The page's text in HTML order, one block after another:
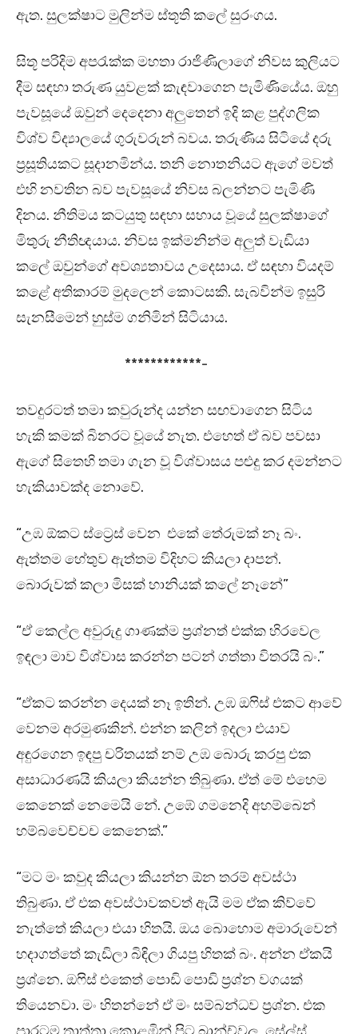
ඇත. සුලක්ෂාට මුලින්ම ස්තූති කලේ සුරංගය.
සිතූ පරිදිම අපරැක්ක මහතා රාජිණිලාගේ නිවස කුලියට
දීම සඳහා තරුණ යුවළක් කැඳවාගෙන පැමිණියේය. ඔහු
පැවසූයේ ඔවුන් දෙදෙනා අලුතෙන් ඉදි කළ පුද්ගලික
විශ්ව විද්‍යාලයේ ගුරුවරුන් බවය. තරුණිය සිටියේ දරු
ප්‍රසූතියකට සූදානමින්ය. තනි නොතනියට ඇගේ මවත්
එහි නවතින බව පැවසූයේ නිවස බලන්නට පැමිණි
දිනය. නීතිමය කටයුතු සඳහා සහාය වූයේ සුලක්ෂාගේ
මිතුරු නීතිඥයාය. නිවස ඉක්මනින්ම අලුත් වැඩියා
කලේ ඔවුන්ගේ අවශ්‍යතාවය උදෙසාය. ඒ සඳහා වියදම්
කළේ අතිකාරම් මුදලෙන් කොටසකි. සැබවින්ම ඉසුරි
සැනසීමෙන් හුස්ම ගනිමින් සිටියාය.
************-
තවදුරටත් තමා කවුරුන්ද යන්න සඟවාගෙන සිටිය
හැකි කමක් බිනරට වූයේ නැත. එහෙත් ඒ බව පවසා
ඇගේ සිතෙහි තමා ගැන වූ විශ්වාසය පළුදු කර දමන්නට
හැකියාවක්ද නොවේ.
“උඹ ඕකට ස්ට්‍රෙස් වෙන එකේ තේරුමක් නෑ බං.
ඇත්තම හේතුව ඇත්තම විදිහට කියලා දාපන්.
බොරුවක් කලා මිසක් හානියක් කලේ නෑනේ”
“ඒ කෙල්ල අවුරුදු ගාණක්ම ප්‍රශ්නත් එක්ක හිරවෙල
ඉඳලා මාව විශ්වාස කරන්න පටන් ගත්තා විතරයි බං.”
“ඒකට කරන්න දෙයක් නෑ ඉතින්. උඹ ඔෆිස් එකට ආවේ
වෙනම අරමුණකින්. එන්න කලින් ඉදලා එයාව
අඳුරගෙන ඉඳපු චරිතයක් නම් උඹ බොරු කරපු එක
අසාධාරණයි කියලා කියන්න තිබුණා. ඒත් මේ එහෙම
කෙනෙක් නෙමෙයි නේ. උඹේ ගමනෙදි අහම්බෙන්
හම්බවෙච්චච කෙනෙක්.”
“මට මං කවුද කියලා කියන්න ඕන තරම් අවස්ථා
තිබුණා. ඒ එක අවස්ථාවකවත් ඇයි මම ඒක කිව්වේ
නැත්තේ කියලා එයා හිතයි. ඔය බොහොම අමාරුවෙන්
හදාගත්තේ කැඩිලා බිඳිලා ගියපු හිතක් බං. අන්න ඒකයි
ප්‍රශ්නෙ. ඔෆිස් එකෙත් පොඩි පොඩි ප්‍රශ්න වගයක්
තියෙනවා. මං හිතන්නේ ඒ මං සම්බන්ධව ප්‍රශ්න. එක